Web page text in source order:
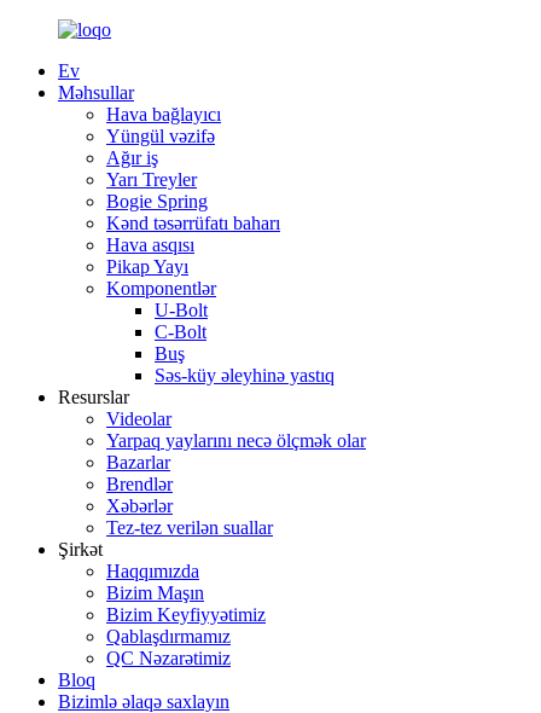
Ev
Məhsullar
Hava bağlayıcı
Yüngül vəzifə
Ağır iş
Yarı Treyler
Bogie Spring
Kənd təsərrüfatı baharı
Hava asqısı
Pikap Yayı
Komponentlər
U-Bolt
C-Bolt
Buş
Səs-küy əleyhinə yastıq
Resurslar
Videolar
Yarpaq yaylarını necə ölçmək olar
Bazarlar
Brendlər
Xəbərlər
Tez-tez verilən suallar
Şirkət
Haqqımızda
Bizim Maşın
Bizim Keyfiyyətimiz
Qablaşdırmamız
QC Nəzarətimiz
Bloq
Bizimlə əlaqə saxlayın